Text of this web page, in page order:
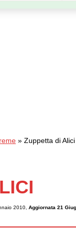
» Zuppetta di Alici
2010, Aggiornata 21